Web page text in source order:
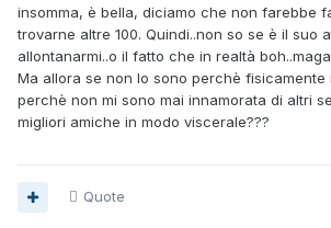
insomma, è bella, diciamo che non farebbe
trovarne altre 100. Quindi..non so se è il suo
allontanarmi..o il fatto che in realtà
Ma allora se non lo sono perchè fisicamente
perchè non mi sono mai innamorata di altri
migliori amiche in modo viscerale???
Quote